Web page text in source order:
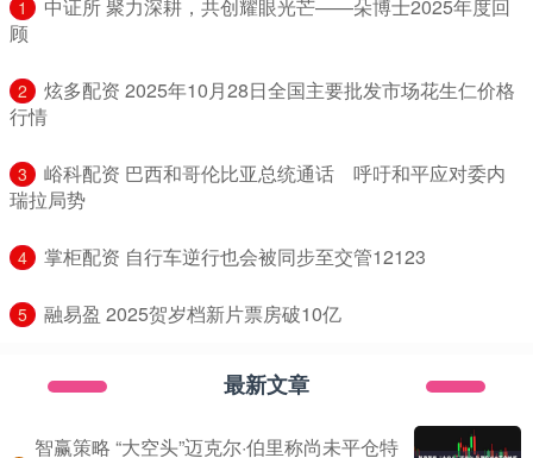
1
​中证所 聚力深耕，共创耀眼光芒——朵博士2025年度回
顾
2
​炫多配资 2025年10月28日全国主要批发市场花生仁价格
行情
3
​峪科配资 巴西和哥伦比亚总统通话 呼吁和平应对委内
瑞拉局势
4 ​掌柜配资 自行车逆行也会被同步至交管12123
5 ​融易盈 2025贺岁档新片票房破10亿
最新文章
智赢策略 “大空头”迈克尔·伯里称尚未平仓特